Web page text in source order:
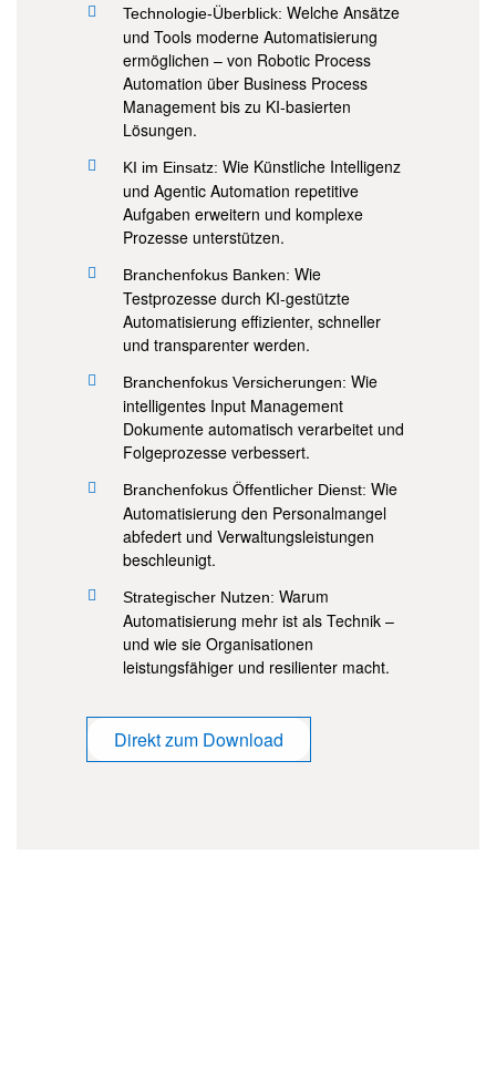
Technologie-Überblick: Welche Ansätze
und Tools moderne Automatisierung
ermöglichen – von Robotic Process
Automation über Business Process
Management bis zu KI-basierten
Lösungen.
KI im Einsatz: Wie Künstliche Intelligenz
und Agentic Automation repetitive
Aufgaben erweitern und komplexe
Prozesse unterstützen.
Branchenfokus Banken: Wie
Testprozesse durch KI-gestützte
Automatisierung effizienter, schneller
und transparenter werden.
Branchenfokus Versicherungen: Wie
intelligentes Input Management
Dokumente automatisch verarbeitet und
Folgeprozesse verbessert.
Branchenfokus Öffentlicher Dienst: Wie
Automatisierung den Personalmangel
abfedert und Verwaltungsleistungen
beschleunigt.
Strategischer Nutzen: Warum
Automatisierung mehr ist als Technik –
und wie sie Organisationen
leistungsfähiger und resilienter macht.
Direkt zum Download